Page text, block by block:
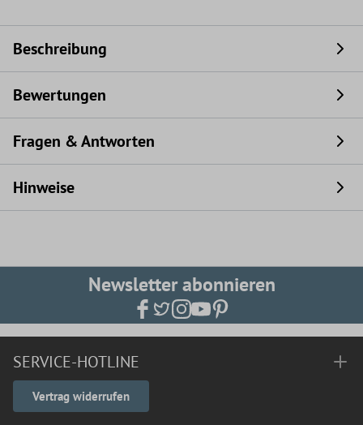
Beschreibung
Bewertungen
Fragen & Antworten
Hinweise
Newsletter abonnieren
SERVICE-HOTLINE
Vertrag widerrufen